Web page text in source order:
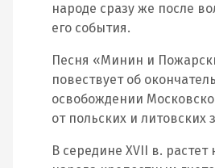
народе сразу же после
его события.
Песня «Минин и
повествует об
освобождении
от польских и литовских
В середине XVII в. растет